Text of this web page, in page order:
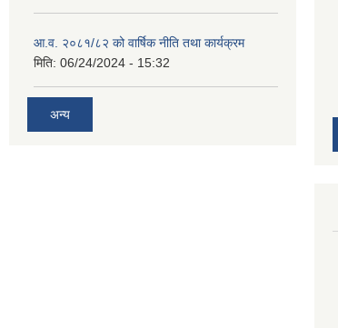
आ.व. २०८१/८२ को वार्षिक नीति तथा कार्यक्रम
मिति: 06/24/2024 - 15:32
अन्य